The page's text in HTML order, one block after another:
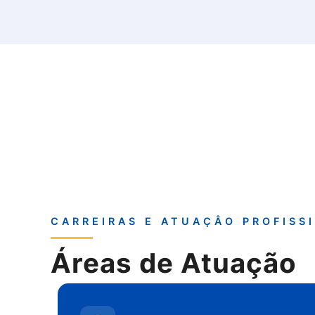
CARREIRAS E ATUAÇÂO
Áreas de Atuação